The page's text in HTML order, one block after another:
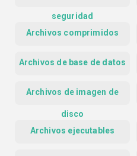
seguridad
Archivos comprimidos
Archivos de base de datos
Archivos de imagen de
disco
Archivos ejecutables